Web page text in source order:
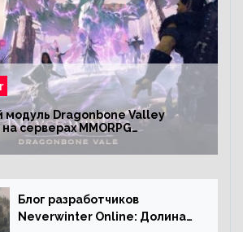
модуль Dragonbone Valley
серверах MMORPG
Блог разработчиков
Neverwinter Online: Долина